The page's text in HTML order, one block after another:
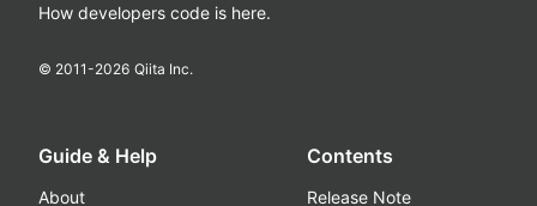
How developers code is here.
© 2011-2026 Qiita Inc.
Guide & Help
About
Contents
Release Note